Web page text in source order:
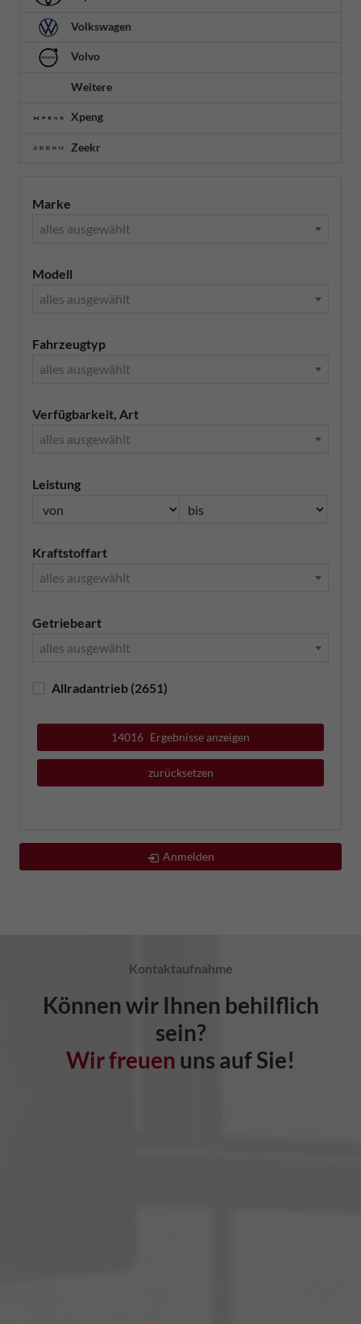
Volkswagen
Volvo
Weitere
Xpeng
Zeekr
Marke
alles ausgewählt
Modell
alles ausgewählt
Fahrzeugtyp
alles ausgewählt
Verfügbarkeit, Art
alles ausgewählt
Leistung
Kraftstoffart
alles ausgewählt
Getriebeart
alles ausgewählt
Allradantrieb (2651)
14016 Ergebnisse anzeigen
zurücksetzen
Anmelden
Kontaktaufnahme
Können wir Ihnen behilflich
sein?
Wir freuen uns auf Sie!